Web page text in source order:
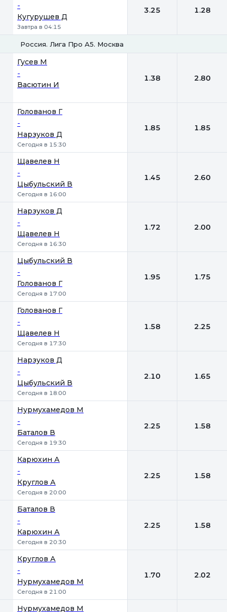
-
Кугурушев Д
Завтра в 04:15
3.25 1.28
Россия. Лига Про А5. Москва
Гусев М
-
Васютин И
1.38 2.80
Голованов Г
-
Нарзуков Д
Сегодня в 15:30
1.85 1.85
Щавелев Н
-
Цыбульский В
Сегодня в 16:00
1.45 2.60
Нарзуков Д
-
Щавелев Н
Сегодня в 16:30
1.72 2.00
Цыбульский В
-
Голованов Г
Сегодня в 17:00
1.95 1.75
Голованов Г
-
Щавелев Н
Сегодня в 17:30
1.58 2.25
Нарзуков Д
-
Цыбульский В
Сегодня в 18:00
2.10 1.65
Нурмухамедов М
-
Баталов В
Сегодня в 19:30
2.25 1.58
Карюхин А
-
Круглов А
Сегодня в 20:00
2.25 1.58
Баталов В
-
Карюхин А
Сегодня в 20:30
2.25 1.58
Круглов А
-
Нурмухамедов М
Сегодня в 21:00
1.70 2.02
Нурмухамедов М